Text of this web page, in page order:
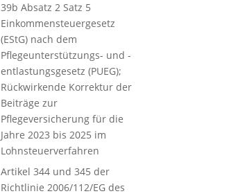
39b Absatz 2 Satz 5
Einkommensteuergesetz
(EStG) nach dem
Pflegeunterstützungs- und -
entlastungsgesetz (PUEG);
Rückwirkende Korrektur der
Beiträge zur
Pflegeversicherung für die
Jahre 2023 bis 2025 im
Lohnsteuerverfahren
Artikel 344 und 345 der
Richtlinie 2006/112/EG des